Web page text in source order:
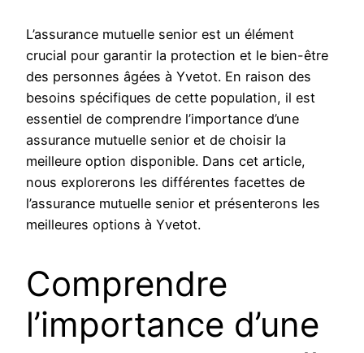
L’assurance mutuelle senior est un élément
crucial pour garantir la protection et le bien-être
des personnes âgées à Yvetot. En raison des
besoins spécifiques de cette population, il est
essentiel de comprendre l’importance d’une
assurance mutuelle senior et de choisir la
meilleure option disponible. Dans cet article,
nous explorerons les différentes facettes de
l’assurance mutuelle senior et présenterons les
meilleures options à Yvetot.
Comprendre
l’importance d’une